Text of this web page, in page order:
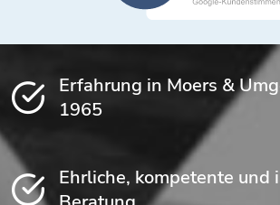
Erfahrung in Moers &
1965
Ehrliche, kompetente und